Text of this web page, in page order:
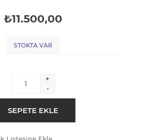
₺11.500,00
STOKTA VAR
+
-